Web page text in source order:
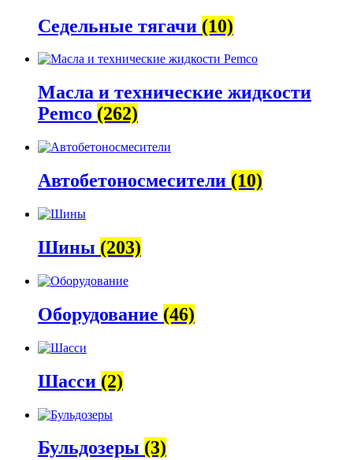
Седельные тягачи (10)
Масла и технические жидкости
Pemco (262)
Автобетоно­смесители (10)
Шины (203)
Оборудование (46)
Шасси (2)
Бульдозеры (3)